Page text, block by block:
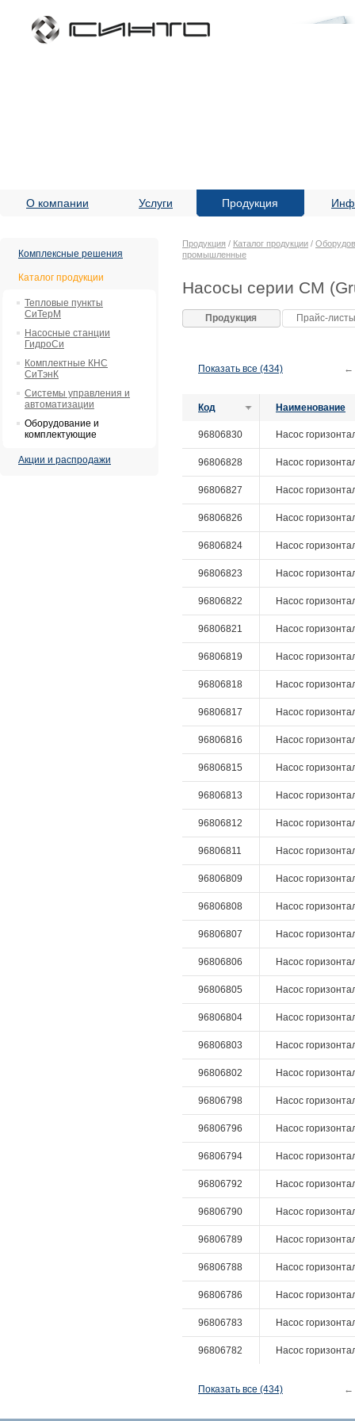
О компании Услуги Продукция
Комплексные решения
Каталог продукции
Тепловые пункты
СиТерМ
Насосные станции
ГидроСи
Комплектные КНС
СиТэнК
Системы управления и
автоматизации
Оборудование и
комплектующие
Акции и распродажи
Продукция / Каталог продукции /
промышленные
Насосы серии CM
Продукция Прайс-
Показать все (434) ←
Код Наименование
96806830 Насос
96806828 Насос
96806827 Насос
96806826 Насос
96806824 Насос
96806823 Насос
96806822 Насос
96806821 Насос
96806819 Насос
96806818 Насос
96806817 Насос
96806816 Насос
96806815 Насос
96806813 Насос
96806812 Насос
96806811 Насос
96806809 Насос
96806808 Насос
96806807 Насос
96806806 Насос
96806805 Насос
96806804 Насос
96806803 Насос
96806802 Насос
96806798 Насос
96806796 Насос
96806794 Насос
96806792 Насос
96806790 Насос
96806789 Насос
96806788 Насос
96806786 Насос
96806783 Насос
96806782 Насос
Показать все (434) ←